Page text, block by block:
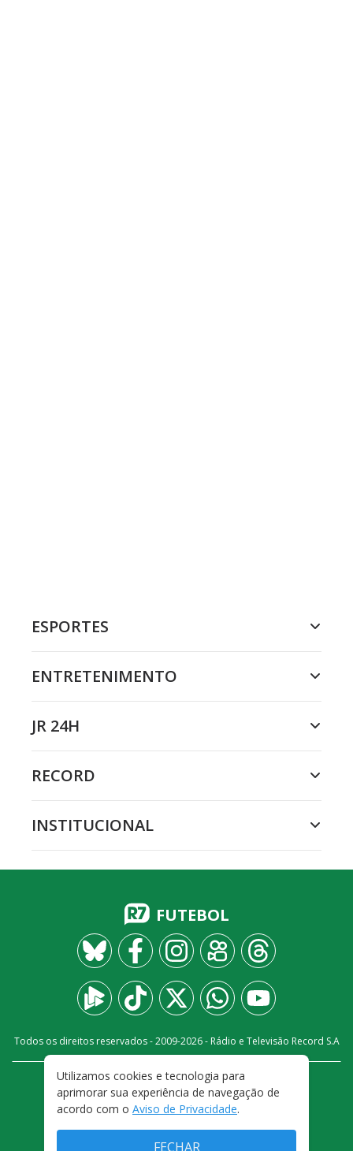
ESPORTES
ENTRETENIMENTO
JR 24H
RECORD
INSTITUCIONAL
FUTEBOL
Todos os direitos reservados - 2009-2026- Rádio e Televisão Record S.A
FALE CONOSCO
PRIVACIDADE
TERMOS E CONDIÇÕES DE USO
Utilizamos cookies e tecnologia para
aprimorar sua experiência de navegação de
acordo com o Aviso de Privacidade.
FECHAR